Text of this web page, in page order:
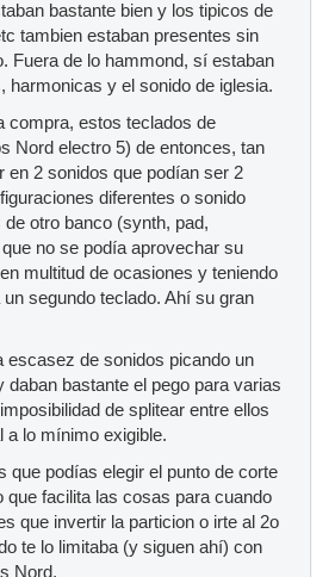
bastante bien y los tipicos de
tambien estaban presentes sin
Fuera de lo hammond, sí estaban
harmonicas y el sonido de iglesia.
compra, estos teclados de
Nord electro 5) de entonces, tan
en 2 sonidos que podían ser 2
diferentes o sonido
otro banco (synth, pad,
no se podía aprovechar su
multitud de ocasiones y teniendo
segundo teclado. Ahí su gran
escasez de sonidos picando un
daban bastante el pego para varias
de splitear entre ellos
a lo mínimo exigible.
que podías elegir el punto de corte
que facilita las cosas para cuando
que invertir la particion o irte al 2o
te lo limitaba (y siguen ahí) con
Nord.